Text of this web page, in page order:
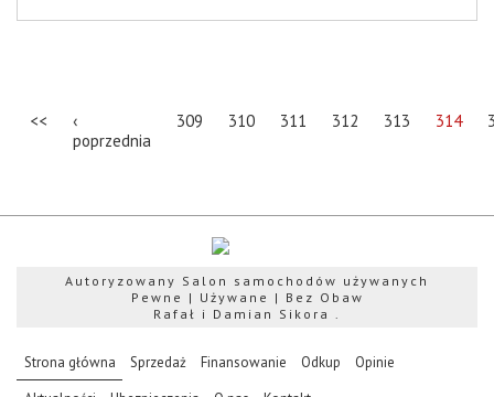
<<
‹
poprzednia
309 310 311 312 313 314
Autoryzowany Salon samochodów używanych
Pewne | Używane | Bez Obaw
Rafał i Damian Sikora .
Strona główna(current)
Sprzedaż Finansowanie Odkup
Opinie